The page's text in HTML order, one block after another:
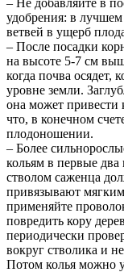
удобрения: в лучшем
ветвей в ущерб
– После посадки
на высоте 5-7 см
когда почва осядет,
уровне земли.
она может привести
что, в конечном
плодоношении.
– Более
кольям в первые два
стволом саженца
привязывают
применяйте
повредить кору
периодически
вокруг стволика и
Потом колья можно